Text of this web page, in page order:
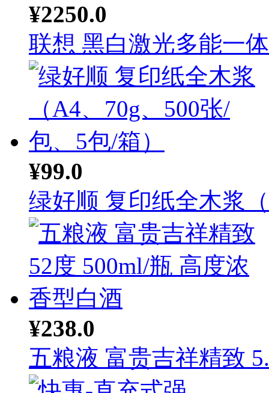
¥2250.0
联想 黑白激光多能一
¥99.0
绿好顺 复印纸全木浆
¥238.0
五粮液 富贵吉祥精致